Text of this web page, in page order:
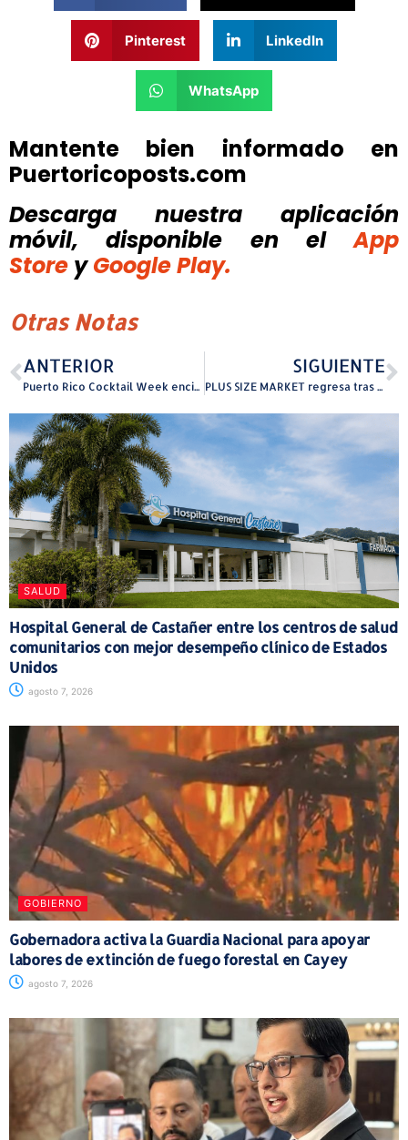
Pinterest LinkedIn
WhatsApp
Mantente bien informado en
Puertoricoposts.com
Descarga nuestra aplicación
móvil, disponible
en el
App
Store y Google Play.
Otras Notas
ANTERIOR
Puerto Rico Cocktail Week enciende el verano con una experiencia única en Humacao
SIGUIENTE
PLUS SIZE MARKET regresa tras exitoso debut impulsando la moda inclusiva y la autoestima en Puerto Rico
SALUD
Hospital General de Castañer entre los centros de salud
comunitarios con mejor desempeño clínico de Estados
Unidos
agosto 7, 2026
GOBIERNO
Gobernadora activa la Guardia Nacional para apoyar
labores de extinción de fuego forestal en Cayey
agosto 7, 2026